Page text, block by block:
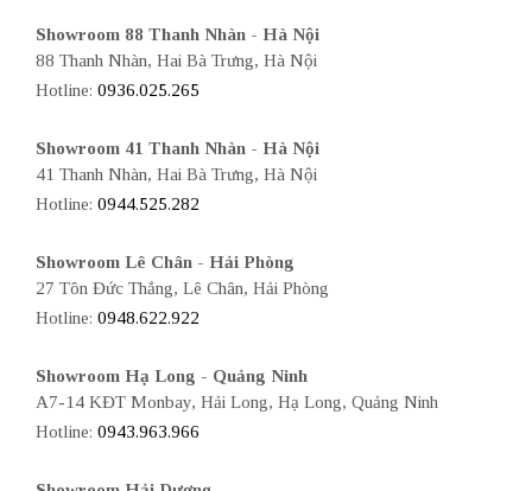
Showroom 88 Thanh Nhàn - Hà Nội
88 Thanh Nhàn, Hai Bà Trưng, Hà Nội
Hotline: 0936.025.265
Showroom 41 Thanh Nhàn - Hà Nội
41 Thanh Nhàn, Hai Bà Trưng, Hà Nội
Hotline: 0944.525.282
Showroom Lê Chân - Hải Phòng
27 Tôn Đức Thắng, Lê Chân, Hải Phòng
Hotline: 0948.622.922
Showroom Hạ Long - Quảng Ninh
A7-14 KĐT Monbay, Hải Long, Hạ Long, Quảng Ninh
Hotline: 0943.963.966